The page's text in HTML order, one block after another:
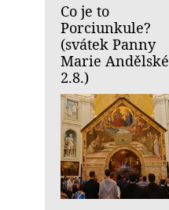
Co je to
Porciunkule?
(svátek Panny
Marie Andělské
2.8.)